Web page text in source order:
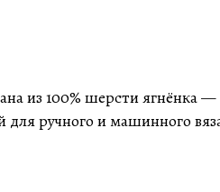
из 100% шерсти
для ручного и машинного